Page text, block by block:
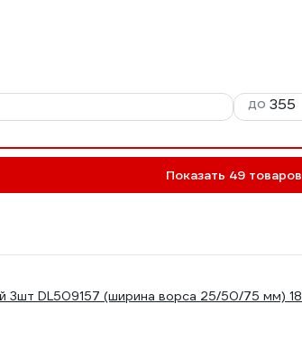
до
Показать 49 товаров